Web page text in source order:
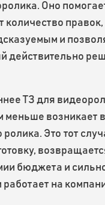
Оно
количество
и
действительно
ТЗ для
меньше возникает
Это тот
бюджета и
работает на